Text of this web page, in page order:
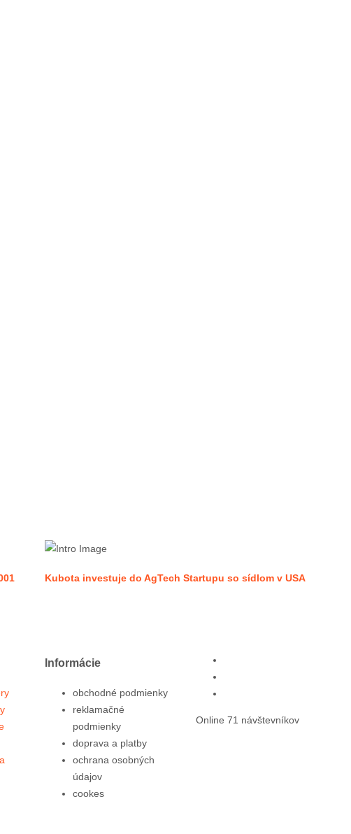
Kubota investuje do AgTech Startupu so sídlom v USA
Informácie
obchodné podmienky
reklamačné
podmienky
doprava a platby
ochrana osobných
údajov
cookes
Online 71 návštevníkov